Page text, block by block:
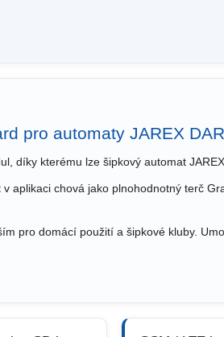
pro automaty JAREX
díky kterému lze šipkový automat
v aplikaci chová jako plnohodnotný terč
pro domácí použití a šipkové kluby.